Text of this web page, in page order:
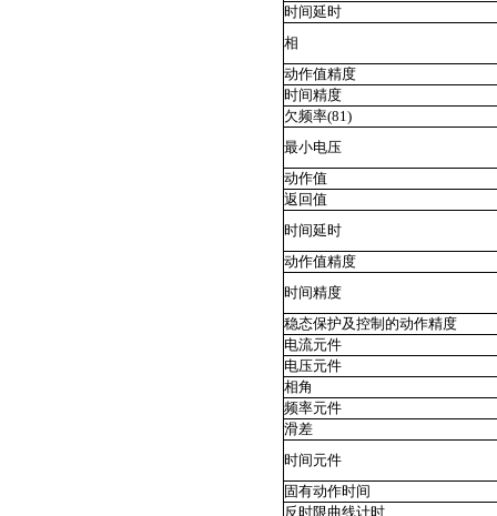
时间延时
相
动作值精度
时间精度
欠频率(81)
最小电压
动作值
返回值
时间延时
动作值精度
时间精度
稳态保护及控制的动作精度
电流元件
电压元件
相角
频率元件
滑差
时间元件
固有动作时间
反时限曲线计时